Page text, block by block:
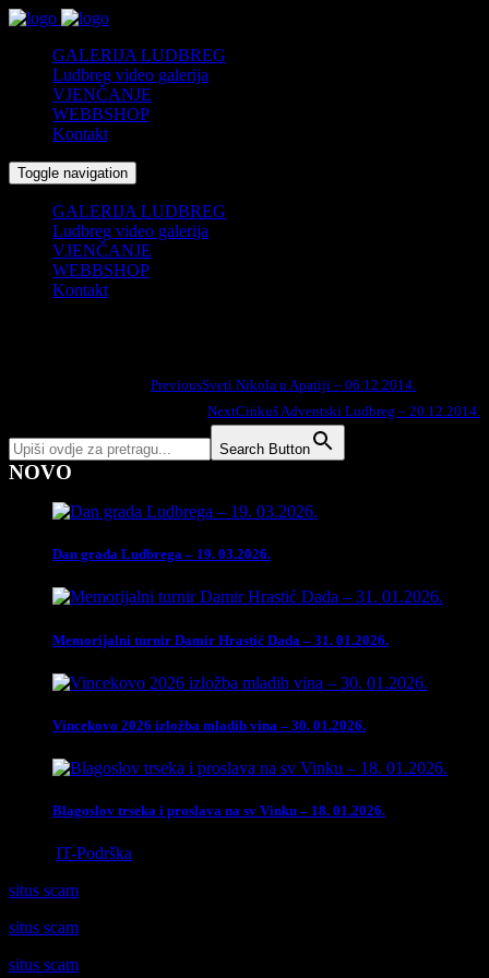
GALERIJA LUDBREG
Ludbreg video galerija
VJENČANJE
WEBBSHOP
Kontakt
Toggle navigation
GALERIJA LUDBREG
Ludbreg video galerija
VJENČANJE
WEBBSHOP
Kontakt
PreviousSveti Nikola u Apatiji – 06.12.2014.
NextCinkuš Adventski Ludbreg – 20.12.2014.
Search Button
NOVO
Dan grada Ludbrega – 19. 03.2026.
Memorijalni turnir Damir Hrastić Dada – 31. 01.2026.
Vincekovo 2026 izložba mladih vina – 30. 01.2026.
Blagoslov trseka i proslava na sv Vinku – 18. 01.2026.
IT-Podrška
situs scam
situs scam
situs scam